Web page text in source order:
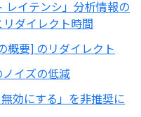
レイテンシ」分析情報の
ダイレクト時間
概要] のリダイレクト
イズの低減
効にする」を非推奨に